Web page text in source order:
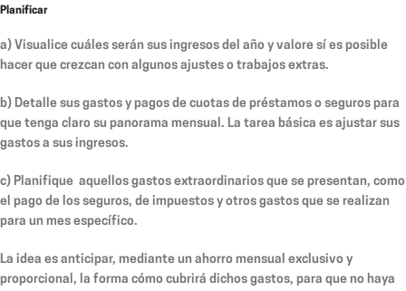
Planificar
a) Visualice cuáles serán sus ingresos del año y valore sí es posible
hacer que crezcan con algunos ajustes o trabajos extras.
b) Detalle sus gastos y pagos de cuotas de préstamos o seguros para
que tenga claro su panorama mensual. La tarea básica es ajustar sus
gastos a sus ingresos.
c) Planifique aquellos gastos extraordinarios que se presentan, como
el pago de los seguros, de impuestos y otros gastos que se realizan
para un mes específico.
La idea es anticipar, mediante un ahorro mensual exclusivo y
proporcional, la forma cómo cubrirá dichos gastos, para que no haya